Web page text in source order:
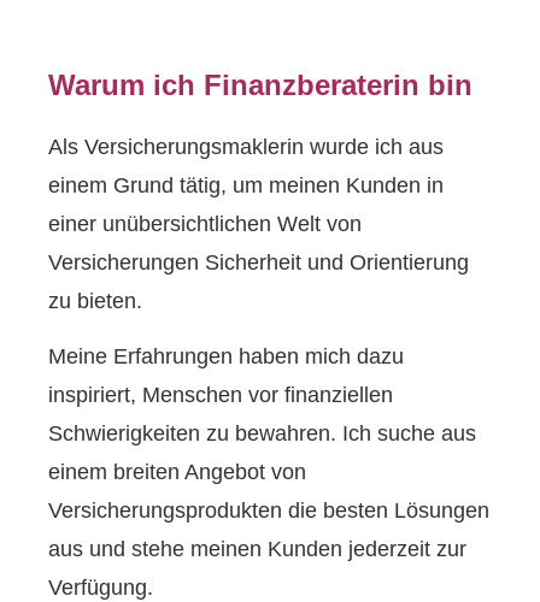
Warum ich Finanzberaterin bin
Als Ver­sicherungs­maklerin wurde ich aus
einem Grund tätig, um meinen Kunden in
einer unübersichtlichen Welt von
Versicherungen Sicherheit und Orientierung
zu bieten.
Meine Erfahrungen haben mich dazu
inspiriert, Menschen vor finanziellen
Schwierigkeiten zu bewahren. Ich suche aus
einem breiten Angebot von
Versicherungsprodukten die besten Lösungen
aus und stehe meinen Kunden jederzeit zur
Verfügung.